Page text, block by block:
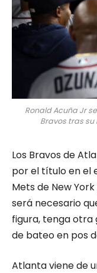
Ronald Acuña Jr
Bravos tras su
Los Bravos de
por el título en el
Mets de New
será necesario
figura, tenga
de bateo en pos
Atlanta viene de